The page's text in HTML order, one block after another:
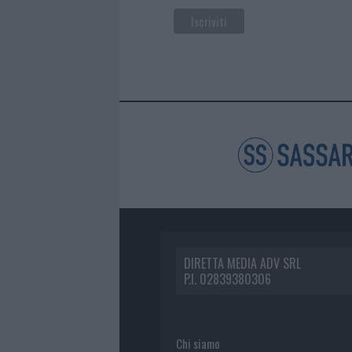
DIRETTA MEDIA ADV SRL
P.I. 02839380306
Chi siamo